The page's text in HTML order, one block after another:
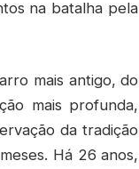
na batalha pela
mais antigo, do
mais profunda,
da tradição
Há 26 anos,